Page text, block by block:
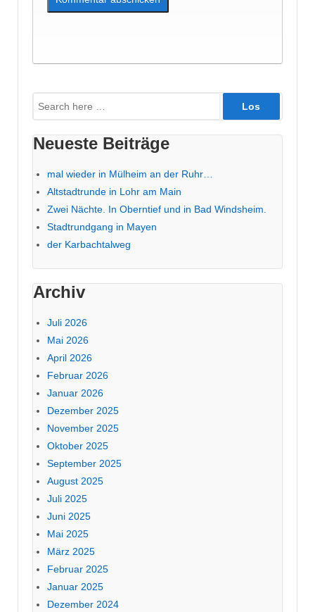
Suche
nach:
Neueste Beiträge
mal wieder in Mülheim an der Ruhr…
Altstadtrunde in Lohr am Main
Zwei Nächte. In Oberntief und in Bad Windsheim.
Stadtrundgang in Mayen
der Karbachtalweg
Archiv
Juli 2026
Mai 2026
April 2026
Februar 2026
Januar 2026
Dezember 2025
November 2025
Oktober 2025
September 2025
August 2025
Juli 2025
Juni 2025
Mai 2025
März 2025
Februar 2025
Januar 2025
Dezember 2024